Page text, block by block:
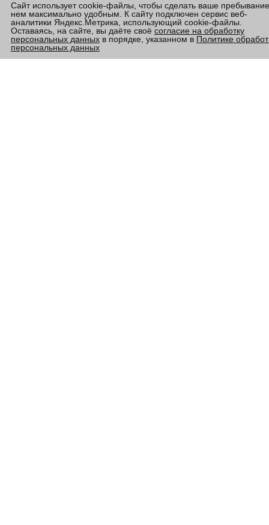
Сайт использует cookie-файлы, чтобы сделать ваше
нем максимально удобным. К сайту подключен сервис веб-
аналитики Яндекс.Метрика, использующий cookie-файлы.
Оставаясь, на сайте, вы даёте своё согласие на обработку
персональных данныхв порядке, указанном в Политике
персональных данных